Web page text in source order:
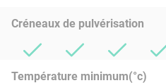
Créneaux de pulvérisation
Température minimum(°c)